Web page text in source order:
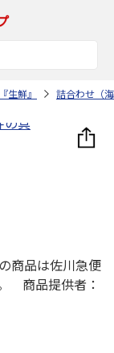
生鮮』 詰合わせ（
品は佐川急便
商品提供者：